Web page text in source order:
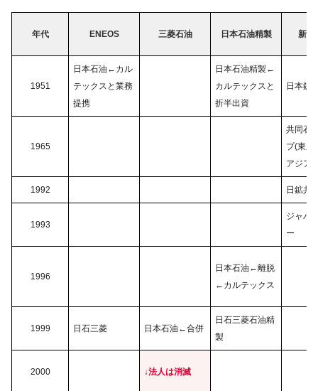
年代 ENEOS 三菱石油 日本石油精製 新日
1951
日本石油←カル
テックスと業務
提携
日本石油精製←
カルテックスと
折半出資
日本鉱
1965
共同石
プ(東亜
アジア
1992 日鉱共
1993
ジャパ
ー
1996
日本石油←離脱
←カルテックス
1999 日石三菱 日本石油←合併
日石三菱石油精
製
2000 ↓法人は消滅